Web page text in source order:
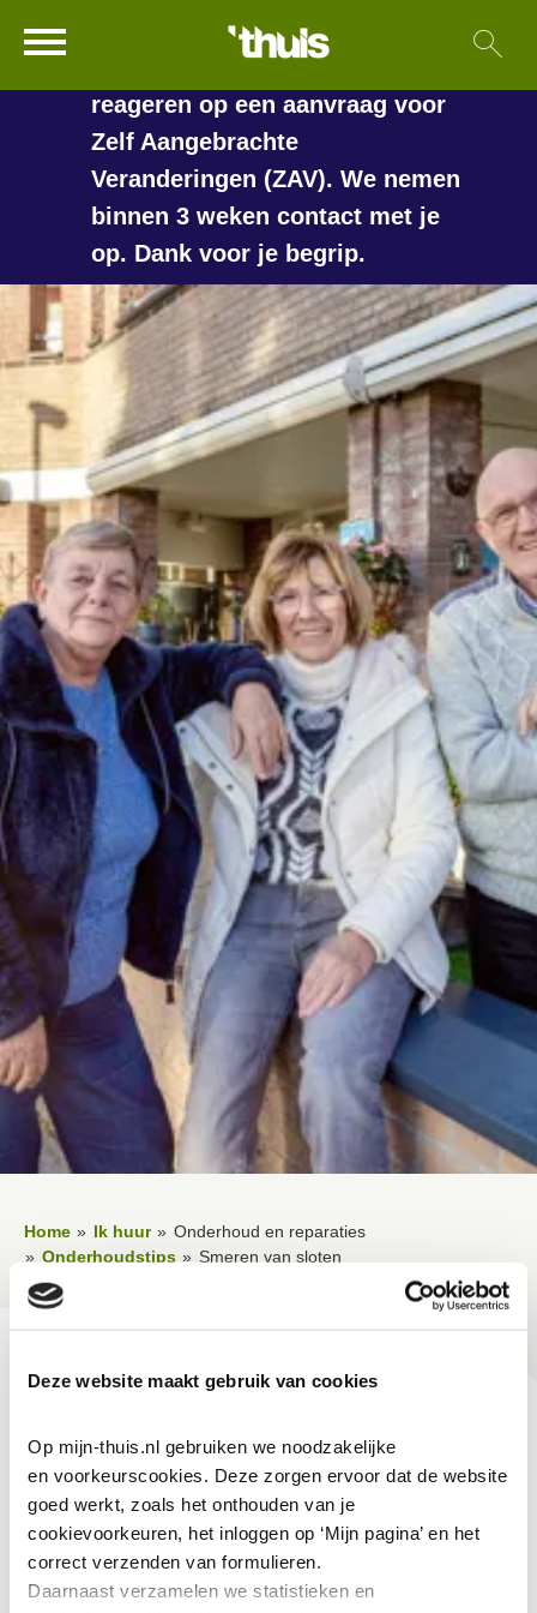
Deze website maakt gebruik van cookies
Op mijn-thuis.nl gebruiken we noodzakelijke
en voorkeurscookies. Deze zorgen ervoor dat de website
goed werkt, zoals het onthouden van je
cookievoorkeuren, het inloggen op ‘Mijn pagina’ en het
correct verzenden van formulieren.
Daarnaast verzamelen we statistieken en
Naar hoofdinhoud
Naar hoofdnavigatiemenu
Naar zoeken
Naar de homepage
Ga naar Hoofd
langer duren voordat we
reageren op een aanvraag voor
Zelf Aangebrachte
Veranderingen (ZAV). We nemen
binnen 3 weken contact met je
op. Dank voor je begrip.
Home Ik huur
Onderhoud en reparaties
Onderhoudstips
Smeren van sloten
Vertalen
Smeren van sloten
30-9-2019
Wilt u weten hoe u sloten moet smeren? Bekijk dan het